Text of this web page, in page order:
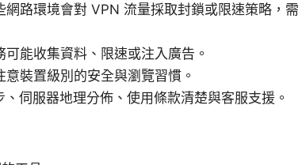
路環境會對 VPN 流量採取封鎖或限速策略，需
能收集資料、限速或注入廣告。
裝置級別的安全與瀏覽習慣。
伺服器地理分佈、使用條款清楚與客服支援。